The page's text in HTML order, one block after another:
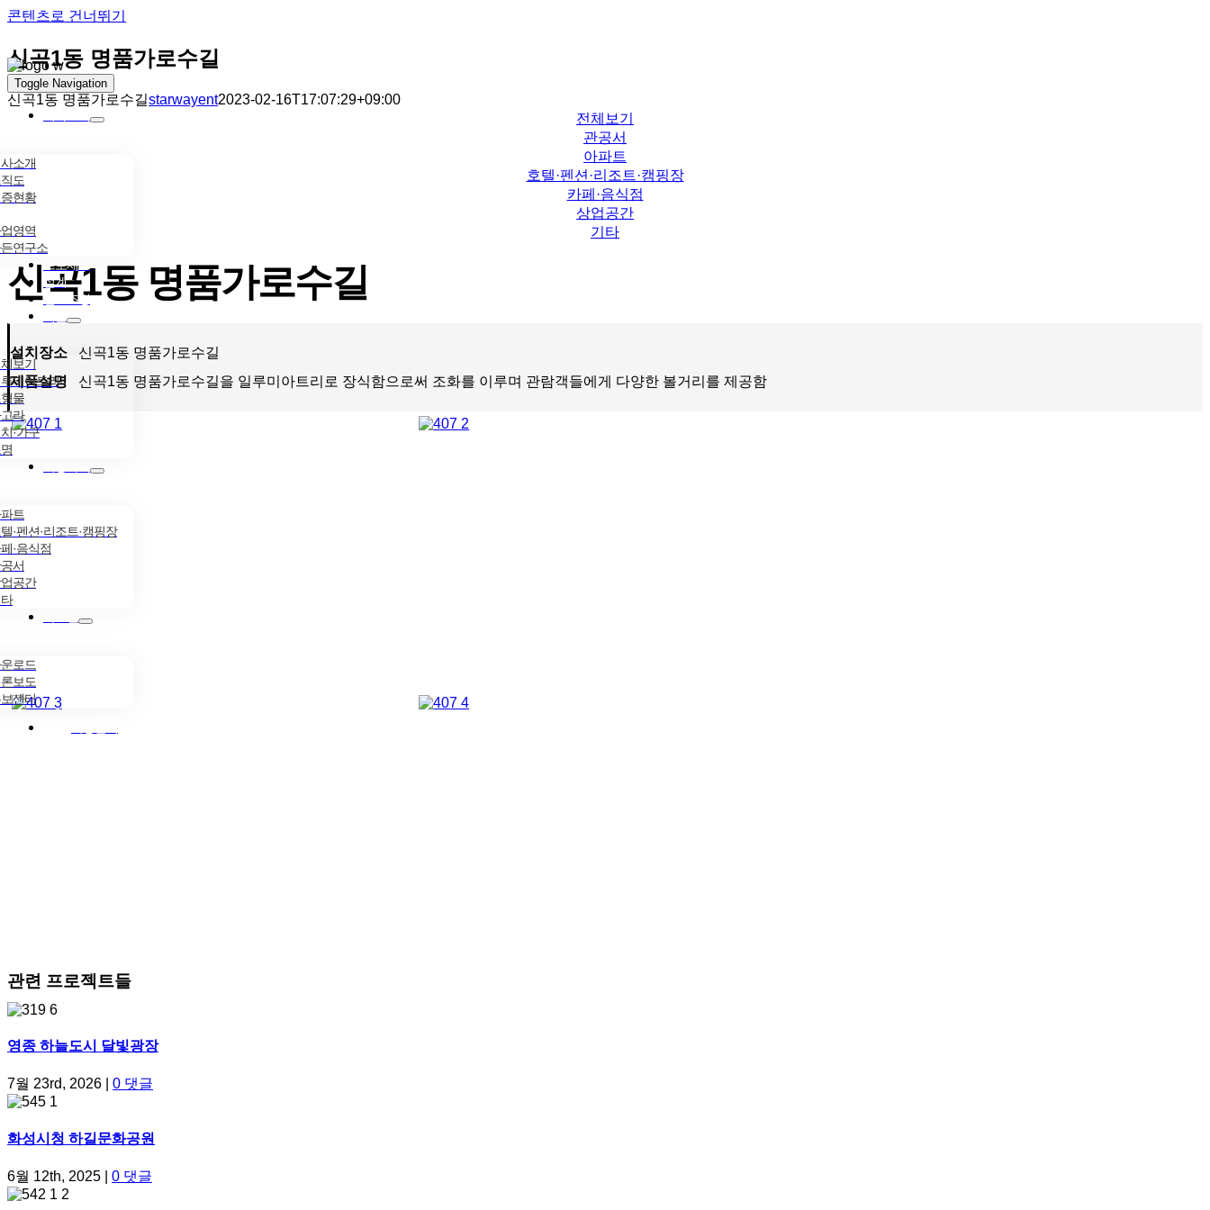
콘텐츠로 건너뛰기
Toggle Navigation
소개
도
현황
영역
연구소
프로세스
설계
인조조경
보기
미아트리
물
라
·가구
트
·펜션·리조트·캠핑장
·음식점
서
공간
로드
보도
센터
신곡1동 명품가로수길
신곡1동 명품가로수길starwayent2023-02-16T17:07:29+09:00
전체보기
관공서
아파트
호텔·펜션·리조트·캠핑장
카페·음식점
상업공간
기타
신곡1동 명품가로수길
설치장소
신곡1동 명품가로수길
제품설명 신곡1동 명품가로수길을 일루미아트리로 장식함으로써 조화를 이루며 관람객들에게 다양한 볼거리를 제공함
관련 프로젝트들
영종 하늘도시 달빛광장
7월 23rd, 2026 0 댓글
화성시청 하길문화공원
6월 12th, 2025 0 댓글